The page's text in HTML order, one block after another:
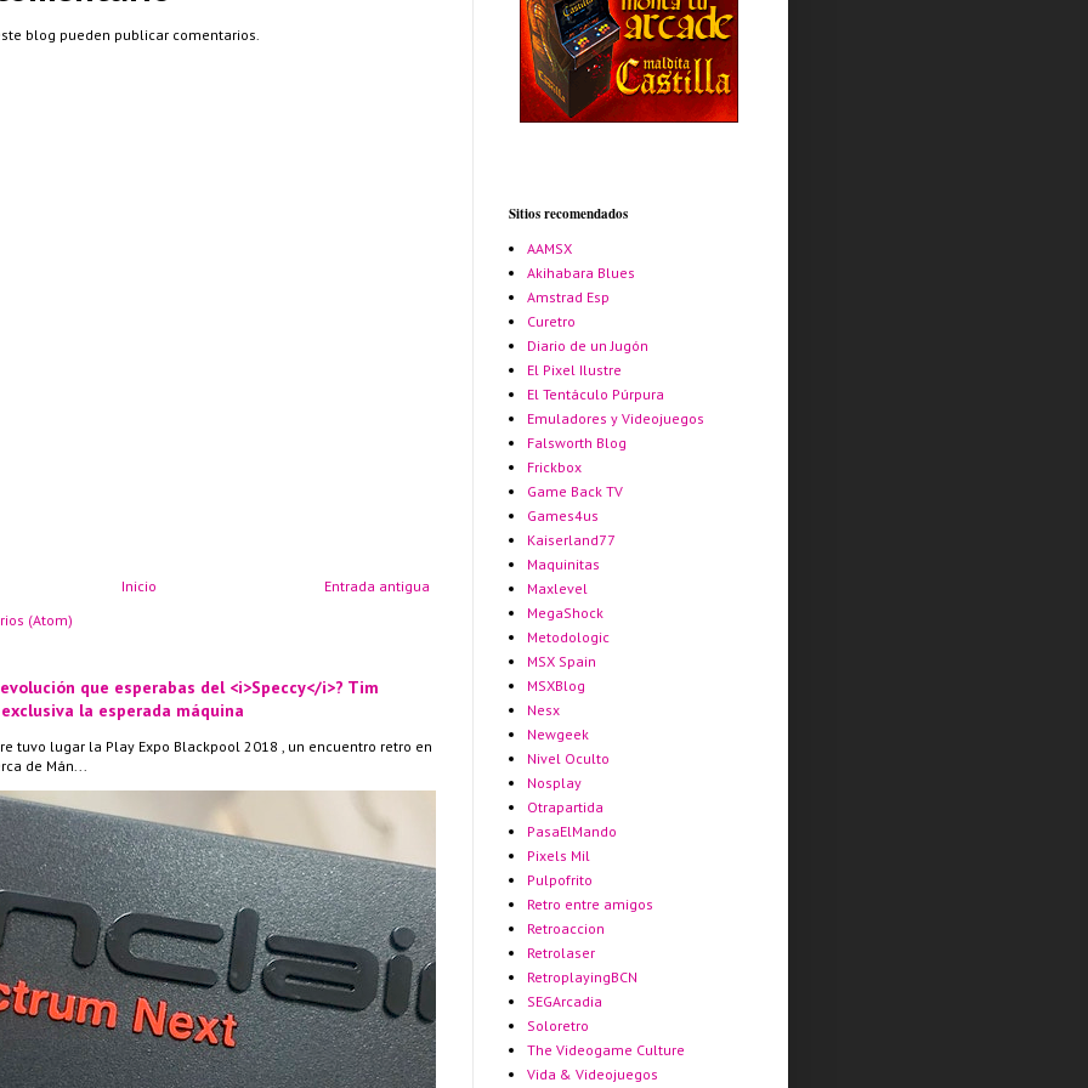
blog pueden publicar comentarios.
Entrada antigua
Inicio
(Atom)
que esperabas del <i>Speccy</i>? Tim
la esperada máquina
tuvo lugar la Play Expo Blackpool 2018 , un encuentro retro en
de Mán...
Sitios recomendados
AAMSX
Akihabara Blues
Amstrad Esp
Curetro
Diario de un Jugón
El Pixel Ilustre
El Tentáculo Púrpura
Emuladores y Videojuegos
Falsworth Blog
Frickbox
Game Back TV
Games4us
Kaiserland77
Maquinitas
Maxlevel
MegaShock
Metodologic
MSX Spain
MSXBlog
Nesx
Newgeek
Nivel Oculto
Nosplay
Otrapartida
PasaElMando
Pixels Mil
Pulpofrito
Retro entre amigos
Retroaccion
Retrolaser
RetroplayingBCN
SEGArcadia
Soloretro
The Videogame Culture
Vida & Videojuegos